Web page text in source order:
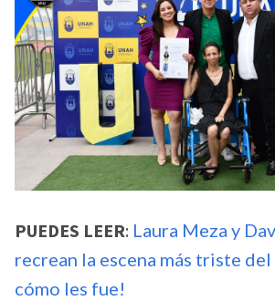
PUEDES LEER: Laura Meza y
recrean la escena más triste
cómo les fue!